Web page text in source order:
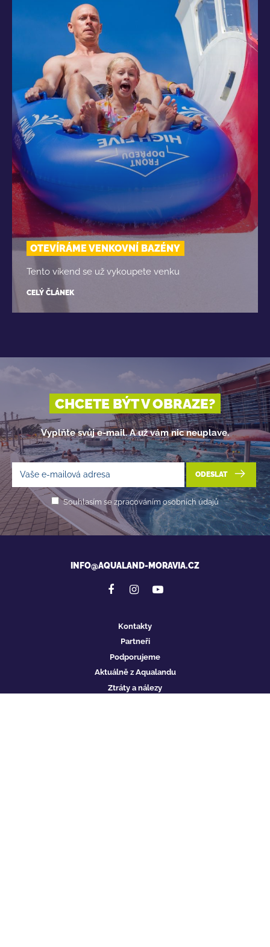
OTEVÍRÁME VENKOVNÍ BAZÉNY
Tento víkend se už vykoupete venku
CELÝ ČLÁNEK
CHCETE BÝT V OBRAZE?
Vyplňte svůj e-mail. A už vám nic neuplave.
ODESLAT
Souhlasím se zpracováním osobních údajů
INFO@AQUALAND-MORAVIA.CZ
Kontakty
Partneři
Podporujeme
Aktuálně z Aqualandu
Ztráty a nálezy